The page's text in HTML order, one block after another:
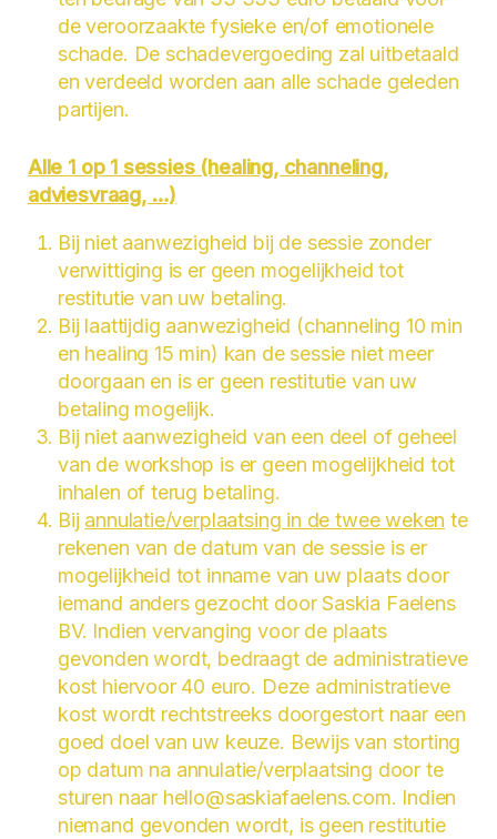
de veroorzaakte fysieke en/of emotionele
schade. De schadevergoeding zal uitbetaald
en verdeeld worden aan alle schade geleden
partijen.
Alle 1 op 1 sessies (healing, channeling,
adviesvraag, …)
Bij niet aanwezigheid bij de sessie zonder
verwittiging is er geen mogelijkheid tot
restitutie van uw betaling.
Bij laattijdig aanwezigheid (channeling 10 min
en healing 15 min) kan de sessie niet meer
doorgaan en is er geen restitutie van uw
betaling mogelijk.
Bij niet aanwezigheid van een deel of geheel
van de workshop is er geen mogelijkheid tot
inhalen of terug betaling.
Bij annulatie/verplaatsing in de twee weken te
rekenen van de datum van de sessie is er
mogelijkheid tot inname van uw plaats door
iemand anders gezocht door Saskia Faelens
BV. Indien vervanging voor de plaats
gevonden wordt, bedraagt de administratieve
kost hiervoor 40 euro. Deze administratieve
kost wordt rechtstreeks doorgestort naar een
goed doel van uw keuze. Bewijs van storting
op datum na annulatie/verplaatsing door te
sturen naar hello@saskiafaelens.com. Indien
niemand gevonden wordt, is geen restitutie